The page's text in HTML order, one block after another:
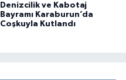
Denizcilik ve Kabotaj
Bayramı Karaburun’da
Coşkuyla Kutlandı